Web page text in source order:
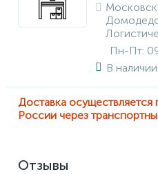
Пн-Пт:
В наличии
Доставка осуществляется
России через
Отзывы